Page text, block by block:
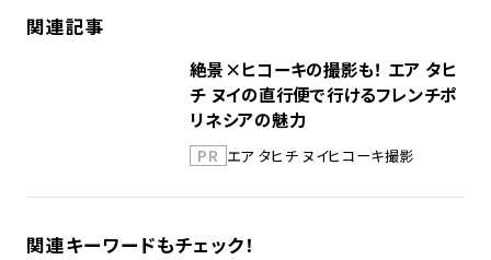
関連記事
絶景×ヒコーキの撮影も！ エア タヒ
チ ヌイの直行便で行けるフレンチポ
リネシアの魅力
PR エア タヒチ ヌイヒコーキ撮影
関連キーワードもチェック！